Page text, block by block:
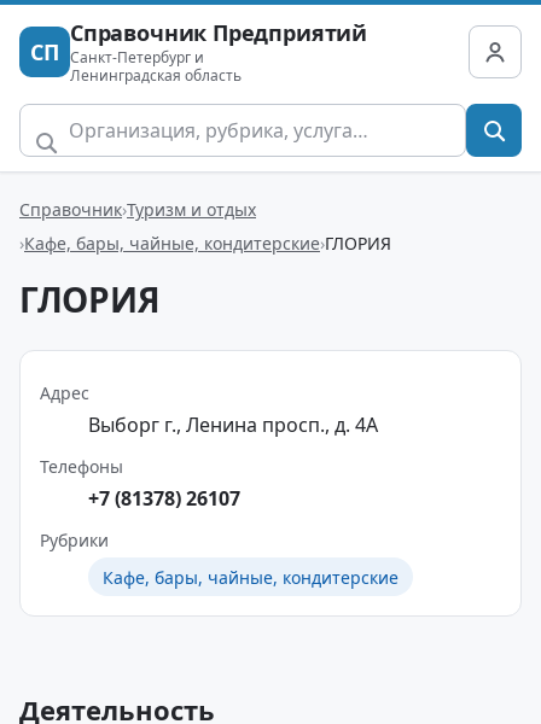
СП
Справочник Предприятий
Санкт-Петербург и
Ленинградская область
Справочник Туризм и отдых
Кафе, бары, чайные, кондитерские ГЛОРИЯ
ГЛОРИЯ
Адрес
Выборг г., Ленина просп., д. 4А
Телефоны
+7 (81378) 26107
Рубрики
Кафе, бары, чайные, кондитерские
Деятельность